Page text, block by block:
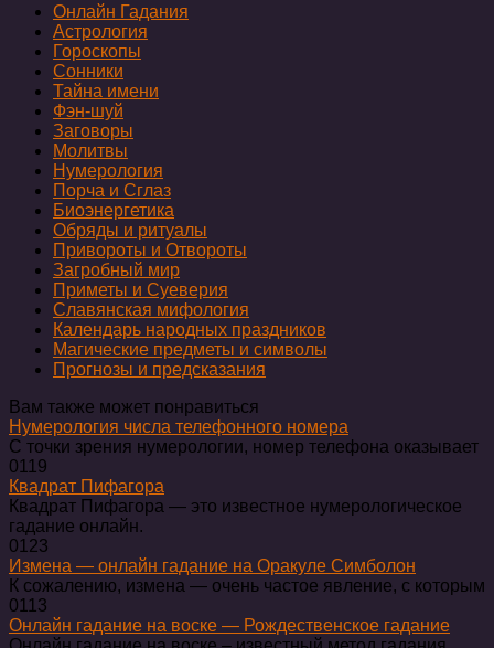
Онлайн Гадания
Астрология
Гороскопы
Сонники
Тайна имени
Фэн-шуй
Заговоры
Молитвы
Нумерология
Порча и Сглаз
Биоэнергетика
Обряды и ритуалы
Привороты и Отвороты
Загробный мир
Приметы и Суеверия
Славянская мифология
Календарь народных праздников
Магические предметы и символы
Прогнозы и предсказания
Вам также может понравиться
Нумерология числа телефонного номера
С точки зрения нумерологии, номер телефона оказывает
0119
Квадрат Пифагора
Квадрат Пифагора — это известное нумерологическое
гадание онлайн.
0123
Измена — онлайн гадание на Оракуле Симболон
К сожалению, измена — очень частое явление, с которым
0113
Онлайн гадание на воске — Рождественское гадание